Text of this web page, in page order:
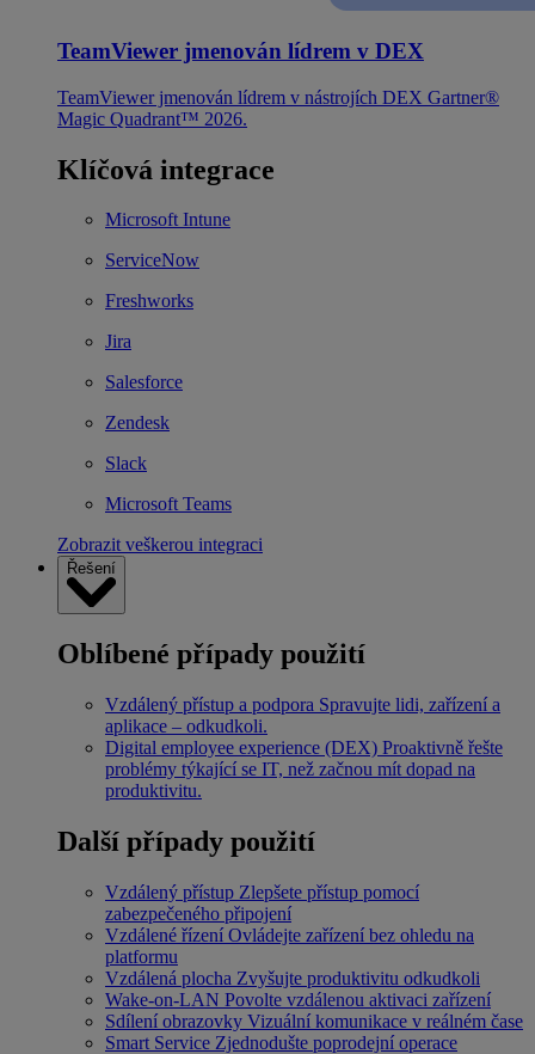
TeamViewer jmenován lídrem v DEX
TeamViewer jmenován lídrem v nástrojích DEX Gartner®
Magic Quadrant™ 2026.
Klíčová integrace
Microsoft Intune
ServiceNow
Freshworks
Jira
Salesforce
Zendesk
Slack
Microsoft Teams
Zobrazit veškerou integraci
Řešení
Oblíbené případy použití
Vzdálený přístup a podpora Spravujte lidi, zařízení a
aplikace – odkudkoli.
Digital employee experience (DEX) Proaktivně řešte
problémy týkající se IT, než začnou mít dopad na
produktivitu.
Další případy použití
Vzdálený přístup Zlepšete přístup pomocí
zabezpečeného připojení
Vzdálené řízení Ovládejte zařízení bez ohledu na
platformu
Vzdálená plocha Zvyšujte produktivitu odkudkoli
Wake-on-LAN Povolte vzdálenou aktivaci zařízení
Sdílení obrazovky Vizuální komunikace v reálném čase
Smart Service Zjednodušte poprodejní operace